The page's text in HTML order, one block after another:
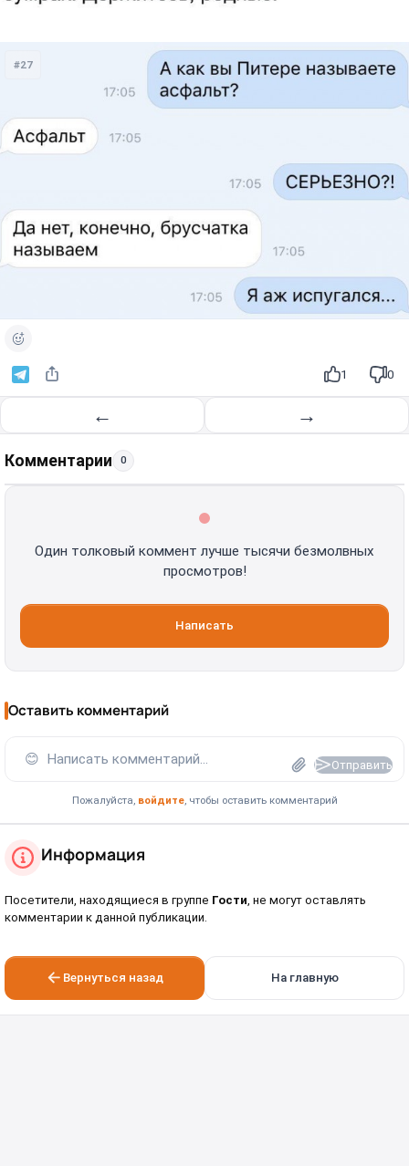
#27
1 0
← →
Комментарии 0
Один толковый коммент лучше тысячи безмолвных
просмотров!
Написать
Оставить комментарий
😊 Написать комментарий... Отправить
Пожалуйста, войдите, чтобы оставить комментарий
Информация
Посетители, находящиеся в группе Гости , не могут оставлять
комментарии к данной публикации.
Вернуться назад На главную